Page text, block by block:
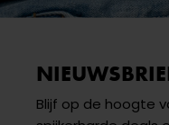
Blijf op de hoogte